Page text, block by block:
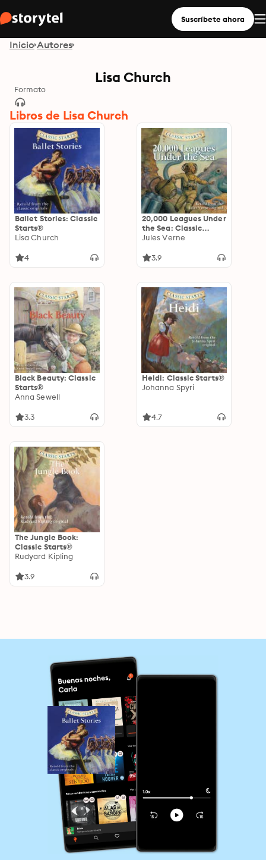
Suscríbete ahora
Inicio Autores
Lisa Church
Formato
Libros de Lisa Church
Ballet Stories: Classic
Starts®
Lisa Church
4
20,000 Leagues Under
the Sea: Classic
Starts®
Jules Verne
3.9
Black Beauty: Classic
Starts®
Anna Sewell
3.3
Heidi: Classic Starts®
Johanna Spyri
4.7
The Jungle Book:
Classic Starts®
Rudyard Kipling
3.9